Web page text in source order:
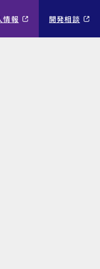
情報 開発相談